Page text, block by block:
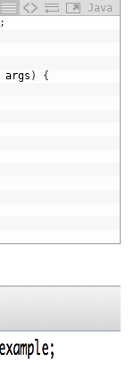
Java
;
args )
{